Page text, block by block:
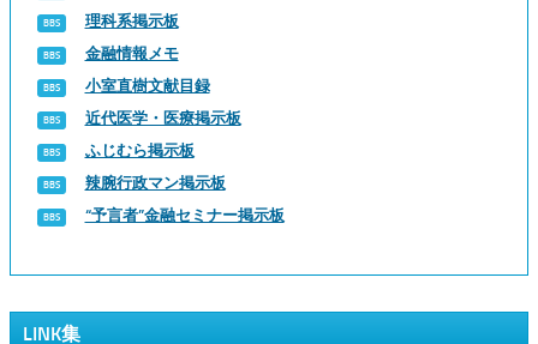
理科系掲示板
金融情報メモ
小室直樹文献目録
近代医学・医療掲示板
ふじむら掲示板
辣腕行政マン掲示板
“予言者”金融セミナー掲示板
LINK集